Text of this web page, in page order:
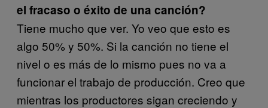
el fracaso o éxito de una canción?
Tiene mucho que ver. Yo veo que esto es
algo 50% y 50%. Si la canción no tiene el
nivel o es más de lo mismo pues no va a
funcionar el trabajo de producción. Creo que
mientras los productores sigan creciendo y